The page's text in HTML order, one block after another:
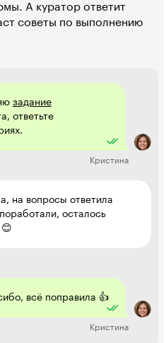
А куратор ответит
советы по выполнению
задание
ответьте
Кристина
на вопросы ответила
осталось
всё поправила 👍
Кристина